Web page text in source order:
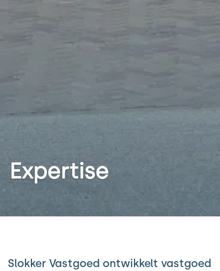
Expertise
Slokker Vastgoed ontwikkelt vastgoed